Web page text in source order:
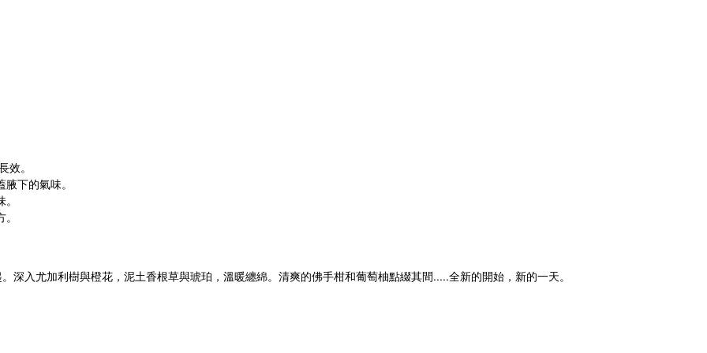
。
下的氣味。
深入尤加利樹與橙花，泥土香根草與琥珀，溫暖纏綿。清爽的佛手柑和葡萄柚點綴其間.....全新的開始，新的一天。